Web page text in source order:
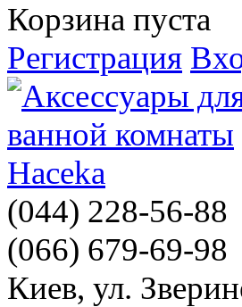
Корзина пуста
Регистрация
(044) 228-56-88
(066) 679-69-98
Киев, ул.